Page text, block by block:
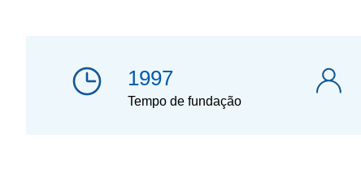
1997
Tempo de fundação